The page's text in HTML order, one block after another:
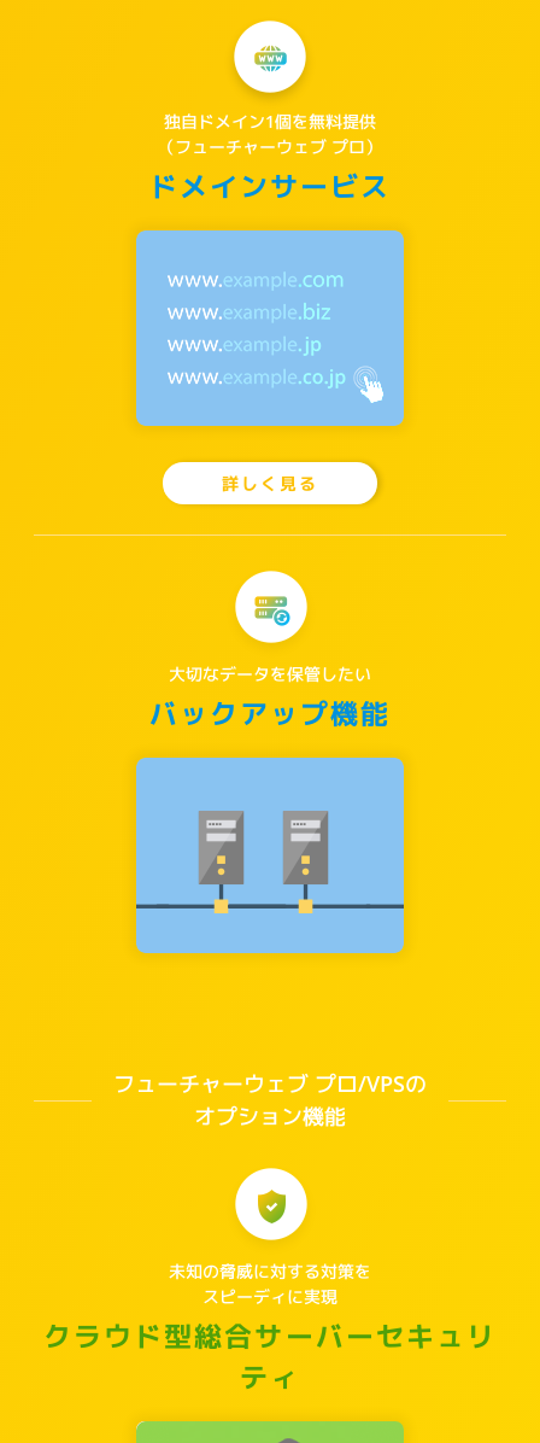
独自ドメイン1個を無料提供
（フューチャーウェブ プロ）
ドメインサービス
詳しく見る
大切なデータを保管したい
バックアップ機能
フューチャーウェブ プロ/VPSの
オプション機能
未知の脅威に対する対策を
スピーディに実現
クラウド型総合サーバーセキュリ
ティ